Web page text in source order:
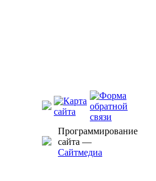
Программирование
сайта —
Сайтмедиа